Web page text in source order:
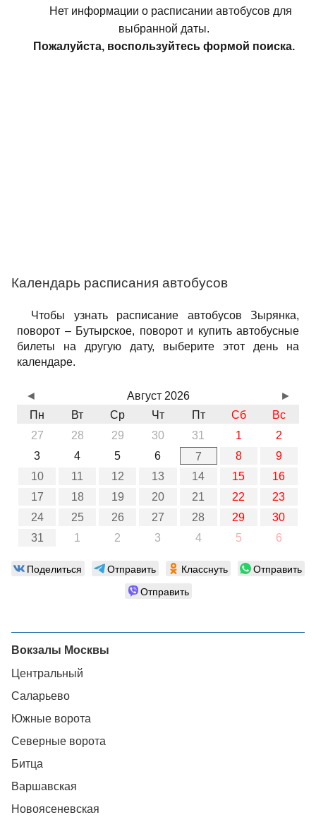
Нет информации о расписании автобусов для
выбранной даты.
Пожалуйста, воспользуйтесь формой поиска.
Календарь расписания автобусов
Чтобы узнать расписание автобусов Зырянка,
поворот – Бутырское, поворот и купить автобусные
билеты на другую дату, выберите этот день на
календаре.
Август 2026
Пн
Вт Ср Чт Пт Сб
Вс
27
28 29 30 31 1
2
3
4 5 6 7 8
9
10
11 12 13 14 15
16
17
18 19 20 21 22
23
24
25 26 27 28 29
30
31
1 2 3 4 5 6
◄ ►
Поделиться Отправить Класснуть
Отправить
Отправить
Вокзалы Москвы
Центральный
Саларьево
Южные ворота
Северные ворота
Битца
Варшавская
Новоясеневская